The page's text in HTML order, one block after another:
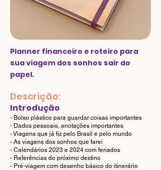
Planner financeiro e roteiro para
sua viagem dos sonhos sair do
papel.
Descrição:
Introdução
- Bolso plástico para guardar coisas importantes
- Dados pessoais, anotações importantes
- Viagens que já fiz pelo Brasil e pelo mundo
- As viagens dos sonhos que farei
- Calendários 2023 e 2024 com feriados
- Referências do próximo destino
- Pré-viagem com desenho básico do itinerário